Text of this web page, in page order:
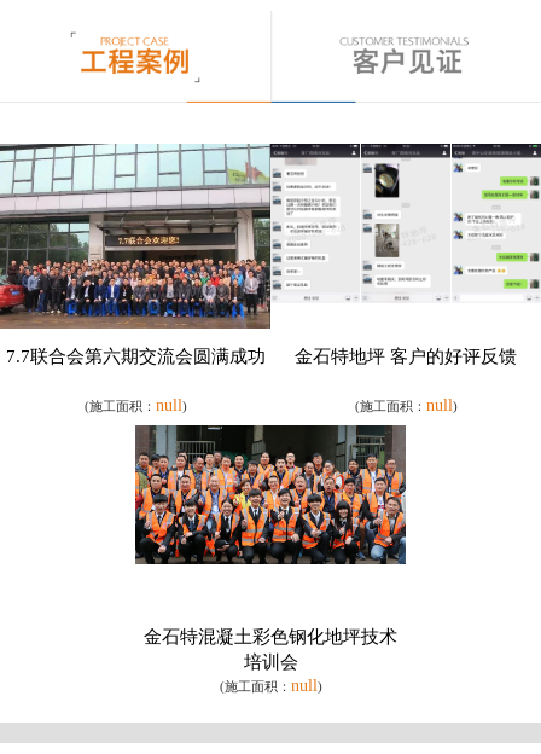
7.7联合会第六期交流会圆满成功
(施工面积： null)
金石特地坪 客户的好评反馈
(施工面积： null)
金石特混凝土彩色钢化地坪技术
培训会
(施工面积： null)